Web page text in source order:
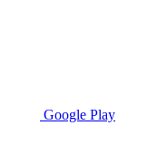
Google Play